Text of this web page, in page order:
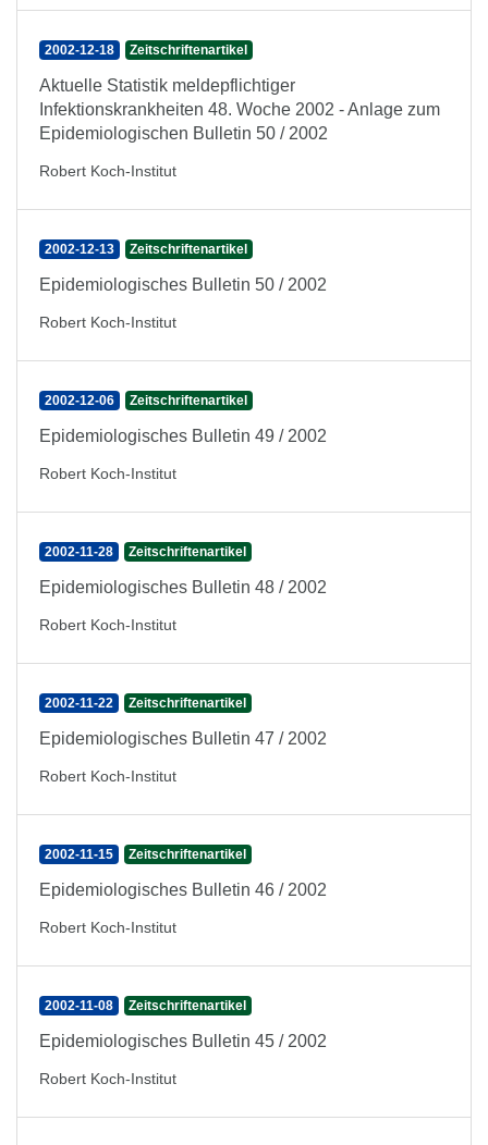
2002-12-18 Zeitschriftenartikel
Aktuelle Statistik meldepflichtiger
Infektionskrankheiten 48. Woche 2002 - Anlage zum
Epidemiologischen Bulletin 50 / 2002
Robert Koch-Institut
2002-12-13 Zeitschriftenartikel
Epidemiologisches Bulletin 50 / 2002
Robert Koch-Institut
2002-12-06 Zeitschriftenartikel
Epidemiologisches Bulletin 49 / 2002
Robert Koch-Institut
2002-11-28 Zeitschriftenartikel
Epidemiologisches Bulletin 48 / 2002
Robert Koch-Institut
2002-11-22 Zeitschriftenartikel
Epidemiologisches Bulletin 47 / 2002
Robert Koch-Institut
2002-11-15 Zeitschriftenartikel
Epidemiologisches Bulletin 46 / 2002
Robert Koch-Institut
2002-11-08 Zeitschriftenartikel
Epidemiologisches Bulletin 45 / 2002
Robert Koch-Institut